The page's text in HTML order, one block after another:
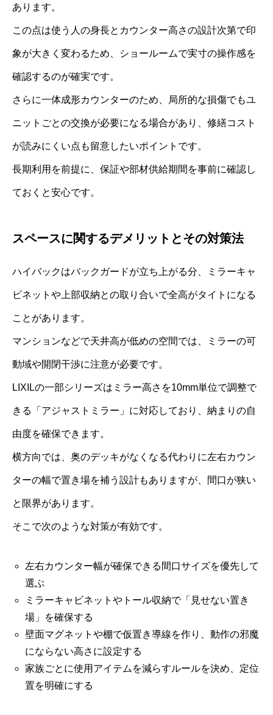
あります。
この点は使う人の身長とカウンター高さの設計次第で印
象が大きく変わるため、ショールームで実寸の操作感を
確認するのが確実です。
さらに一体成形カウンターのため、局所的な損傷でもユ
ニットごとの交換が必要になる場合があり、修繕コスト
が読みにくい点も留意したいポイントです。
長期利用を前提に、保証や部材供給期間を事前に確認し
ておくと安心です。
スペースに関するデメリットとその対策法
ハイバックはバックガードが立ち上がる分、ミラーキャ
ビネットや上部収納との取り合いで全高がタイトになる
ことがあります。
マンションなどで天井高が低めの空間では、ミラーの可
動域や開閉干渉に注意が必要です。
LIXILの一部シリーズはミラー高さを10mm単位で調整で
きる「アジャストミラー」に対応しており、納まりの自
由度を確保できます。
横方向では、奥のデッキがなくなる代わりに左右カウン
ターの幅で置き場を補う設計もありますが、間口が狭い
と限界があります。
そこで次のような対策が有効です。
左右カウンター幅が確保できる間口サイズを優先して
選ぶ
ミラーキャビネットやトール収納で「見せない置き
場」を確保する
壁面マグネットや棚で仮置き導線を作り、動作の邪魔
にならない高さに設定する
家族ごとに使用アイテムを減らすルールを決め、定位
置を明確にする